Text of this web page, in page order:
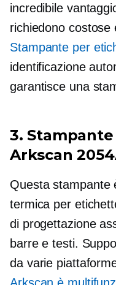
incredibile
richiedono costose
Stampante per
identificazione
garantisce una
3.
Arkscan
Questa stampante
termica per
di progettazione
barre e testi.
da varie
Arkscan è